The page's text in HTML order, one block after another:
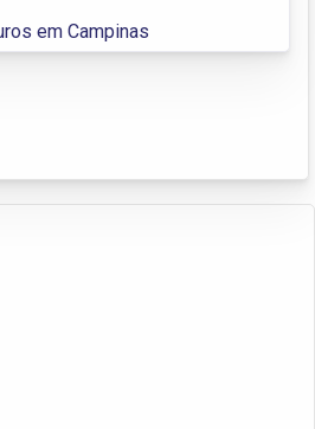
em Campinas